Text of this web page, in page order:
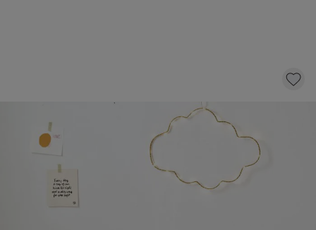
ENSEMBLE DE 2 CAISSES DE RANGEMENT EN
BOIS «ARC-EN-CIEL» | ROSE ET BEIGE CLAIR
dont éco-participation 1,00